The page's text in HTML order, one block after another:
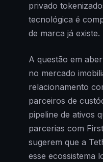
privado
tecnológica é
de marca já existe.
A questão em
no mercado
relacionamento
parceiros de
pipeline de ativos
parcerias com
sugerem que a
esse ecossistema